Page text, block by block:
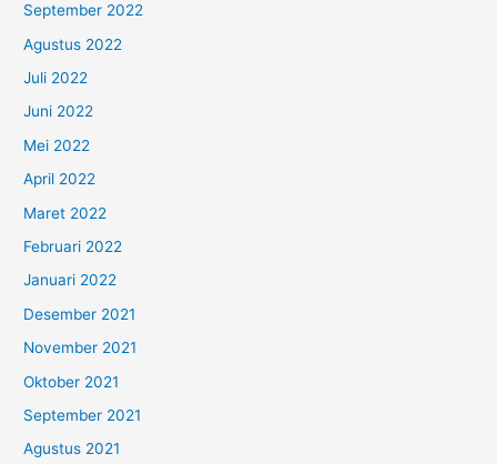
September 2022
Agustus 2022
Juli 2022
Juni 2022
Mei 2022
April 2022
Maret 2022
Februari 2022
Januari 2022
Desember 2021
November 2021
Oktober 2021
September 2021
Agustus 2021